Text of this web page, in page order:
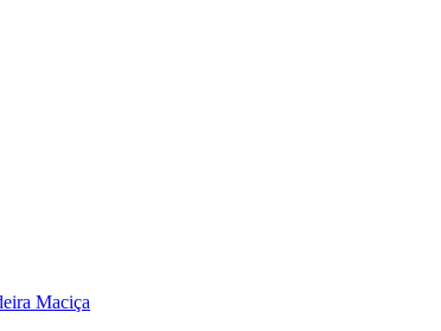
Maciça